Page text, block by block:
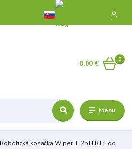
Menu
0
0,00 €
Robotická kosačka Wiper IL 25 H RTK do